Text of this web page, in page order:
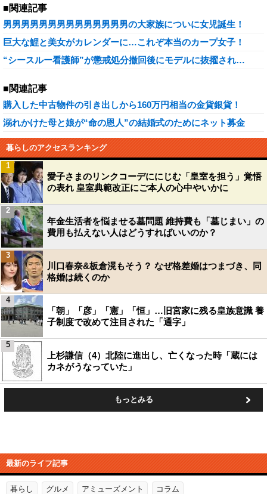
■関連記事
男男男男男男男男男男男男男男の大家族についに女児誕生！
巨大な鯉と美女がカレンダーに…これぞ本当のカープ女子！
“シースルー看護師”が懲戒処分撤回後にモデルに抜擢され…
■関連記事
購入した中古物件の引き出しから160万円相当の金貨銀貨！
溺れかけた母と娘が“命の恩人”の結婚式のためにネット募金
暮らしのアクセスランキング
愛子さまのリンクコーデににじむ「皇室を担う」覚悟
の表れ 皇室典範改正にご本人の心中やいかに
1
年金生活者を悩ませる墓問題 維持費も「墓じまい」の
費用も払えない人はどうすればいいのか？
2
川口春奈&板倉滉もそう？ なぜ格差婚はつまづき、同
格婚は続くのか
3
「朝」「彦」「憲」「恒」…旧宮家に残る皇族意識 養
子制度で改めて注目された「通字」
4
上杉謙信（4）北陸に進出し、亡くなった時「蔵には
カネがうなっていた」
5
もっとみる
最新のライフ記事
暮らし グルメ アミューズメント コラム